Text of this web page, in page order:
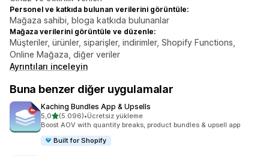
Personel ve katkıda bulunan verilerini görüntüle:
Mağaza sahibi, bloga katkıda bulunanlar
Mağaza verilerini görüntüle ve düzenle:
Müşteriler, ürünler, siparişler, indirimler, Shopify Functions,
Online Mağaza, diğer veriler
Ayrıntıları inceleyin
Buna benzer diğer uygulamalar
Kaching Bundles App & Upsells
5,05 yıldız üzerinden
(5.096)
toplam 5096 değerlendirme
•Ücretsiz yükleme
Boost AOV with quantity breaks, product bundles & upsell app
Built for Shopify